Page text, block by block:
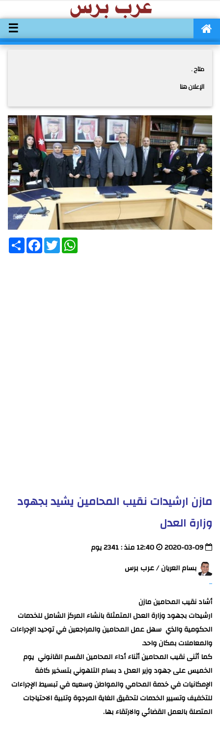
☰
متاح .
الإعلان هنا
انشر FacebookTwitter
مازن ارشيدات نقيب المحامين يشيد بجهود
وزارة العدل
بسام العريان /عرب برس
أشاد نقيب المحامين مازن
ارشيدات بجهود وزارة العدل المتمثلة بانشاء المركز الشامل للخدمات
الحكومية والذي سهل عمل المحامين والمراجعين في توحيد الإجراءات
والمعاملات بمكان واحد.
كما أثنى نقيب المحامين أثناء أداء المحامين القسم القانوني يوم
الخميس على جهود وزير العدل د بسام التلهوني بتسخير كافة
الإمكانيات في خدمة المحامي والمواطن وسعيه في تبسيط الإجراءات
للتخفيف وتسيير الخدمات لتحقيق الغاية المرجوة وتلبية الاحتياجات
المتصلة بالعمل القضائي والارتقاء بها.